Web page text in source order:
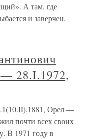
А там, где
и заверчен,
28.I.1972,
Орел —
почти всех своих
В 1971 году в